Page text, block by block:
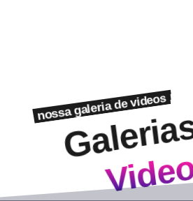
nossa galeria de videos